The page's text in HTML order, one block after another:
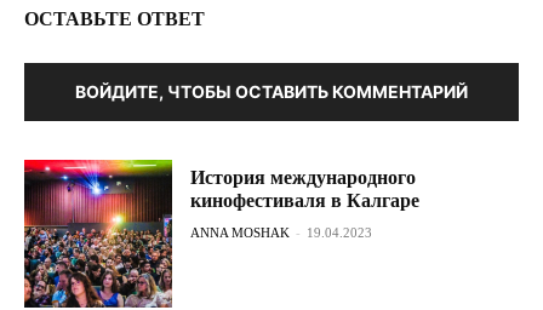
ОСТАВЬТЕ ОТВЕТ
ВОЙДИТЕ, ЧТОБЫ ОСТАВИТЬ КОММЕНТАРИЙ
История международного
кинофестиваля в Калгаре
ANNA MOSHAK - 19.04.2023